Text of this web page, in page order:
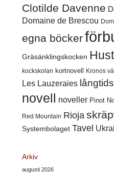
Clotilde Davenne
Domaine de Brescou
egna böcker
Gräsänklingskocken
kockskolan kortnovell Kronos
Les Lauzeraies
novell noveller Pinot
Red Mountain Rioja
Systembolaget Tavel
Arkiv
augusti 2026